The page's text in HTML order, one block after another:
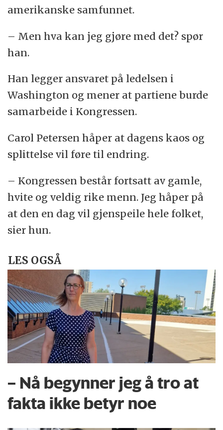
amerikanske samfunnet.
– Men hva kan jeg gjøre med det? spør
han.
Han legger ansvaret på ledelsen i
Washington og mener at partiene burde
samarbeide i Kongressen.
Carol Petersen håper at dagens kaos og
splittelse vil føre til endring.
– Kongressen består fortsatt av gamle,
hvite og veldig rike menn. Jeg håper på
at den en dag vil gjenspeile hele folket,
sier hun.
LES OGSÅ
– Nå begynner jeg å tro at
fakta ikke betyr noe